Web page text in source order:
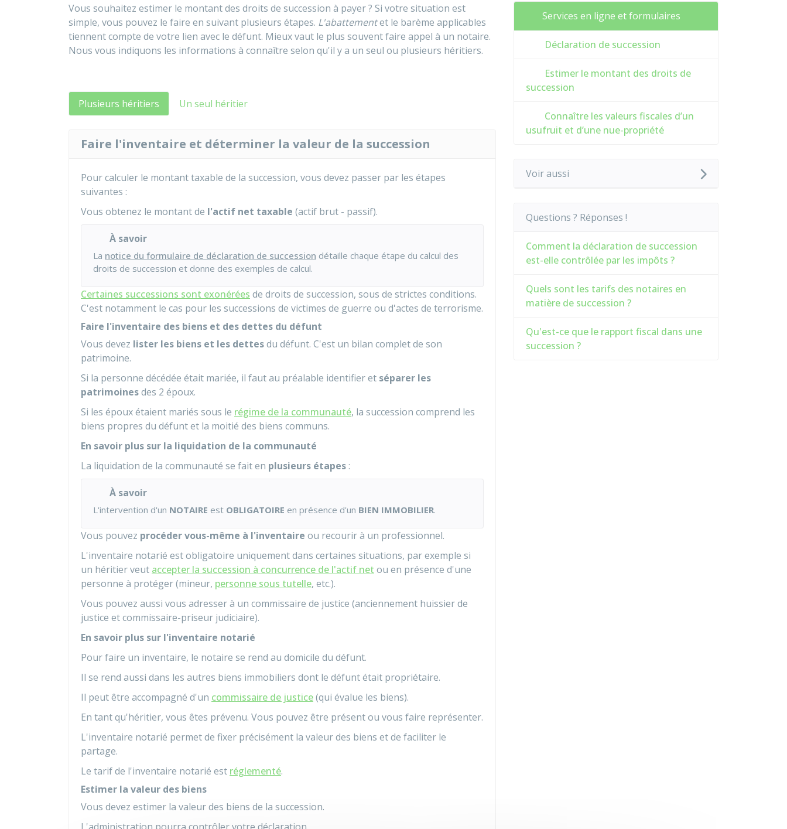
Vous souhaitez estimer le montant des droits de succession à payer ? Si votre situation est
simple, vous pouvez le faire en suivant plusieurs étapes. L'abattementet le barème applicables
tiennent compte de votre lien avec le défunt. Mieux vaut le plus souvent faire appel à un notaire.
Nous vous indiquons les informations à connaître selon qu'il y a un seul ou plusieurs héritiers.
Plusieurs héritiers Un seul héritier
Faire l'inventaire et déterminer la valeur de la succession
Pour calculer le montant taxable de la succession, vous devez passer par les étapes
suivantes :
Vous obtenez le montant de l'actif net taxable (actif brut - passif).
À savoir
La notice du formulaire de déclaration de succession détaille chaque étape du calcul des
droits de succession et donne des exemples de calcul.
Certaines successions sont exonérées de droits de succession, sous de strictes conditions.
C'est notamment le cas pour les successions de victimes de guerre ou d'actes de terrorisme.
Faire l'inventaire des biens et des dettes du défunt
Vous devez lister les biens et les dettesdu défunt. C'est un bilan complet de son
patrimoine.
Si la personne décédée était mariée, il faut au préalable identifier et séparer les
patrimoinesdes 2 époux.
Si les époux étaient mariés sous le régime de la communauté, la succession comprend les
biens propres du défunt et la moitié des biens communs.
En savoir plus sur la liquidation de la communauté
La liquidation de la communauté se fait en plusieurs étapes :
À savoir
L'intervention d'un NOTAIRE est OBLIGATOIRE en présence d'un BIEN IMMOBILIER.
Vous pouvez procéder vous-même à l'inventaire ou recourir à un professionnel.
L'inventaire notarié est obligatoire uniquement dans certaines situations, par exemple si
un héritier veut accepter la succession à concurrence de l'actif net ou en présence d'une
personne à protéger (mineur, personne sous tutelle, etc.).
Vous pouvez aussi vous adresser à un commissaire de justice (anciennement huissier de
justice et commissaire-priseur judiciaire).
En savoir plus sur l'inventaire notarié
Pour faire un inventaire, le notaire se rend au domicile du défunt.
Il se rend aussi dans les autres biens immobiliers dont le défunt était propriétaire.
Il peut être accompagné d'un commissaire de justice(qui évalue les biens).
En tant qu'héritier, vous êtes prévenu. Vous pouvez être présent ou vous faire représenter.
L'inventaire notarié permet de fixer précisément la valeur des biens et de faciliter le
partage.
Le tarif de l'inventaire notarié est réglementé.
Estimer la valeur des biens
Vous devez estimer la valeur des biens de la succession.
Services en ligne et formulaires
Déclaration de succession
Estimer le montant des droits de
succession
Connaître les valeurs fiscales d’un
usufruit et d’une nue-propriété
Voir aussi
Questions ? Réponses !
Comment la déclaration de succession
est-elle contrôlée par les impôts ?
Quels sont les tarifs des notaires en
matière de succession ?
Qu'est-ce que le rapport fiscal dans une
succession ?